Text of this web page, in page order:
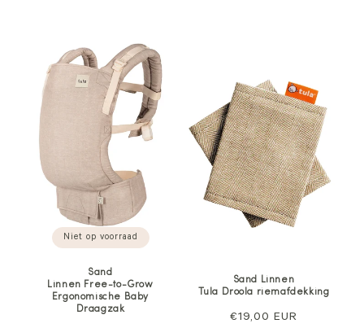
Niet op voorraad
Sand
Linnen Free-to-Grow
Ergonomische Baby
Draagzak
Sand Linnen
Tula Droola riemafdekking
Normale
€19,00 EUR